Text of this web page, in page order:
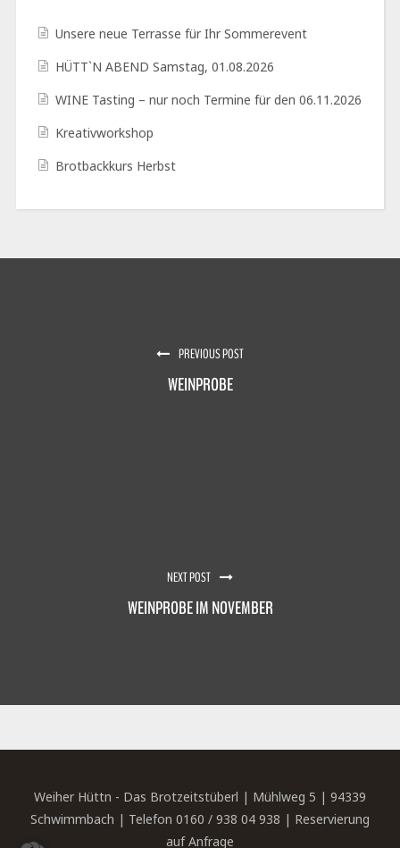
Unsere neue Terrasse für Ihr Sommerevent
HÜTT`N ABEND Samstag, 01.08.2026
WINE Tasting – nur noch Termine für den 06.11.2026
Kreativworkshop
Brotbackkurs Herbst
PREVIOUS POST
WEINPROBE
NEXT POST
WEINPROBE IM NOVEMBER
Weiher Hüttn - Das Brotzeitstüberl | Mühlweg 5 | 94339
Schwimmbach | Telefon 0160 / 938 04 938 | Reservierung
auf Anfrage